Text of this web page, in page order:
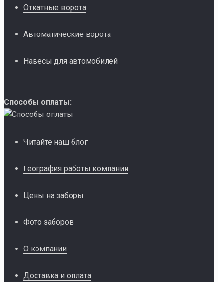
Откатные ворота
Автоматические ворота
Навесы для автомобилей
Способы оплаты:
Читайте наш блог
География работы компании
Цены на заборы
Фото заборов
О компании
Доставка и оплата